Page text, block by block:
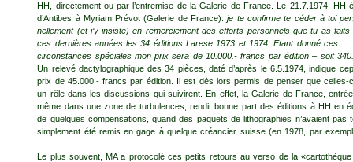
HH, directement ou par l’entremise de la Galerie de France. Le 21.7.1974, HH
d’Antibes à Myriam Prévot (Galerie de France):je te confirme te céder à toi
nellement (et j’y insiste) en remerciement des efforts personnels que tu as faits
ces dernières années les 34 éditions Larese 1973 et 1974. Etant donné ces
circonstances spéciales mon prix sera de 10.000.- francs par édition – soit
Un relevé dactylographique des 34 pièces, daté d’après le 6.5.1974, indique
prix de 45.000,- francs par édition. Il est dès lors permis de penser que celles-
un rôle dans les discussions qui suivirent. En effet, la Galerie de France,
même dans une zone de turbulences, rendit bonne part des éditions à HH en
de quelques compensations, quand des paquets de lithographies n’avaient pas
simplement été remis en gage à quelque créancier suisse (en 1978, par
Le plus souvent, MA a protocolé ces petits retours au verso de la «car­tothèque